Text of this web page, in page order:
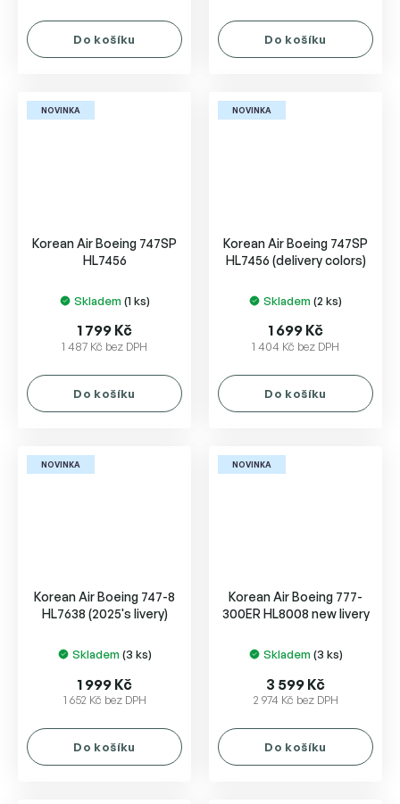
Do košíku Do košíku
NOVINKA
Korean Air Boeing 747SP
HL7456
Skladem (1 ks)
1 487 Kč bez DPH
1 799 Kč
Do košíku
NOVINKA
Korean Air Boeing 747SP
HL7456 (delivery colors)
Skladem (2 ks)
1 404 Kč bez DPH
1 699 Kč
Do košíku
NOVINKA
Korean Air Boeing 747-8
HL7638 (2025's livery)
Skladem (3 ks)
1 652 Kč bez DPH
1 999 Kč
Do košíku
NOVINKA
Korean Air Boeing 777-
300ER HL8008 new livery
Skladem (3 ks)
2 974 Kč bez DPH
3 599 Kč
Do košíku